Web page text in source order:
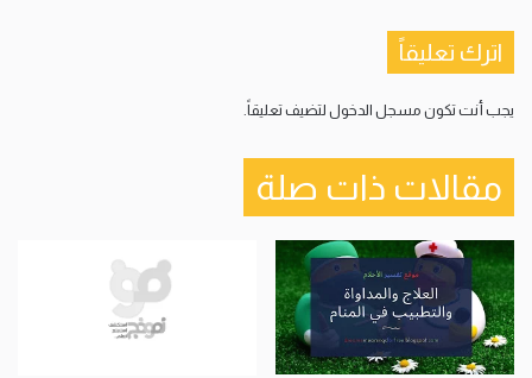
اترك تعليقاً
يجب أنت تكون مسجل الدخول لتضيف تعليقاً.
مقالات ذات صلة